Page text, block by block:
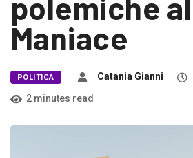
Maniace
POLITICA Catania Gianni
2 minutes read